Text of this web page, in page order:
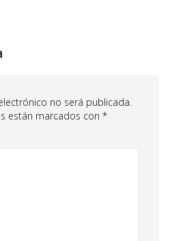
no será publicada.
están marcados con *